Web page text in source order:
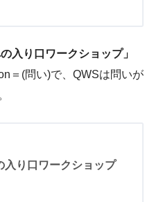
の入り口ワークショップ」
＝(問い)で、QWSは問いが
入り口ワークショップ